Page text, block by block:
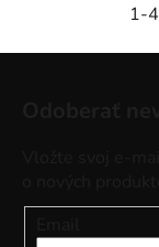
1-4